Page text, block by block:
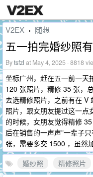
V2EX › 随想
五一拍完婚纱照
Bytsfzl at May 4, 2025 · 8818
坐标广州，赶在五一前一天
120 张照片，精修 35 张，
去选精修照片，之前有在 V
照片，跟女朋友提过这一点
的时候，女朋友觉得精修
后在销售的一声声"一辈子
张，需要多交 1500 ，虽然
婚纱照
精修照片